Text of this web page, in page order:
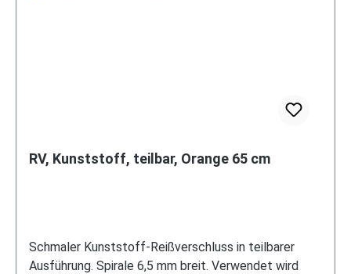
RV, Kunststoff, teilbar, Orange 65 cm
Schmaler Kunststoff-Reißverschluss in teilbarer
Ausführung. Spirale 6,5 mm breit. Verwendet wird